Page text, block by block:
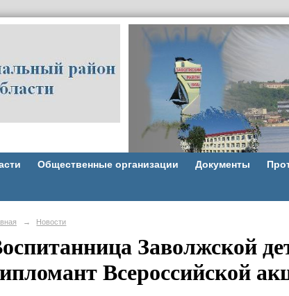
Общественные организации Документы
→ Новости
Заволжской
Всероссийской